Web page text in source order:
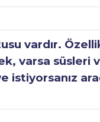
vardır.
varsa süsleri